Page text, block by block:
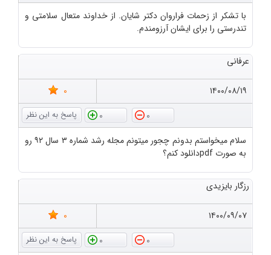
با تشکر از زحمات فراروان دکتر شایان. از خداوند متعال سلامتی و
تندرستی را برای ایشان آرزومندم.
عرفانی
۱۴۰۰/۰۸/۱۹
0
0
0
سلام میخواستم بدونم چجور میتونم مجله رشد شماره ۳ سال ۹۲ رو
به صورت pdfدانلود کنم؟
رزگار بایزیدی
۱۴۰۰/۰۹/۰۷
0
0
0